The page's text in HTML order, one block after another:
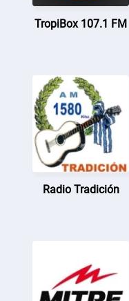
TropiBox 107.1 FM
Radio Tradición